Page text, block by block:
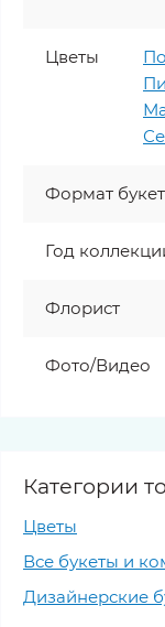
Цветы
Формат
Год
Флорист
Фото/Видео
Категории
Цветы
Все букеты и
Дизайнерские